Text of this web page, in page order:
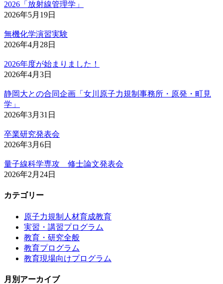
2026「放射線管理学」
2026年5月19日
無機化学演習実験
2026年4月28日
2026年度が始まりました！
2026年4月3日
静岡大との合同企画「女川原子力規制事務所・原発・町見
学」
2026年3月31日
卒業研究発表会
2026年3月6日
量子線科学専攻 修士論文発表会
2026年2月24日
カテゴリー
原子力規制人材育成教育
実習・講習プログラム
教育・研究全般
教育プログラム
教育現場向けプログラム
月別アーカイブ